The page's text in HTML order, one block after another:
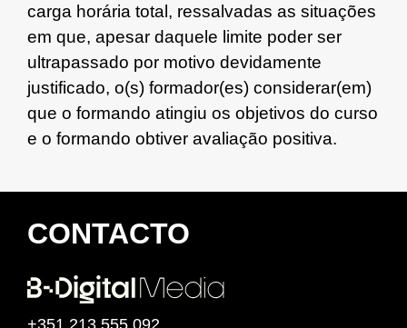
carga horária total, ressalvadas as situações
em que, apesar daquele limite poder ser
ultrapassado por motivo devidamente
justificado, o(s) formador(es) considerar(em)
que o formando atingiu os objetivos do curso
e o formando obtiver avaliação positiva.
CONTACTO
+351 213 555 092